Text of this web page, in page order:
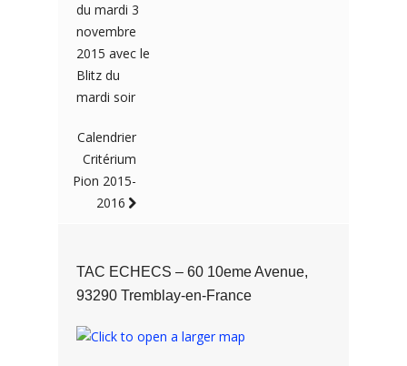
du mardi 3
novembre
2015 avec le
Blitz du
mardi soir
Calendrier
Critérium
Pion 2015-
2016
TAC ECHECS – 60 10eme Avenue,
93290 Tremblay-en-France